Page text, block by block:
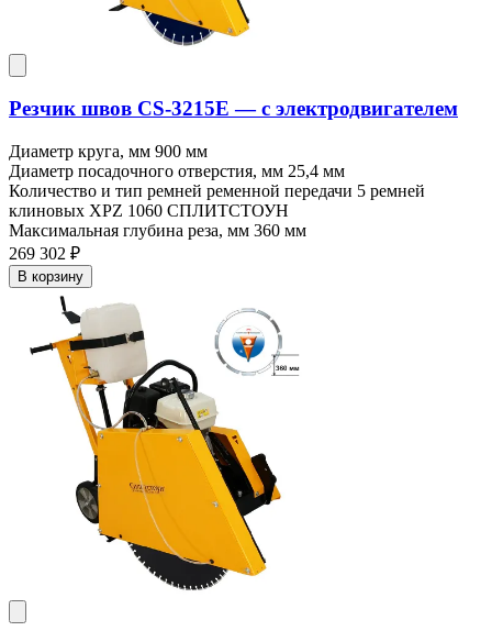
Резчик швов CS-3215E — c электродвигателем
Диаметр круга, мм 900 мм
Диаметр посадочного отверстия, мм 25,4 мм
Количество и тип ремней ременной передачи 5 ремней
клиновых XPZ 1060 СПЛИТСТОУН
Максимальная глубина реза, мм 360 мм
269 302 ₽
В корзину